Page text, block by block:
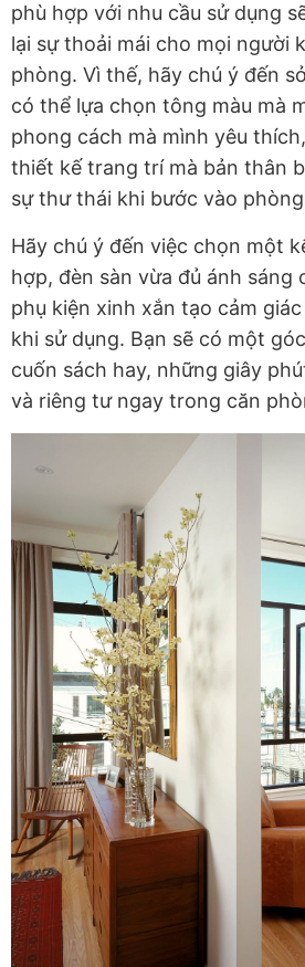
phù hợp với nhu cầu sử dụng
lại sự thoải mái cho mọi người
phòng. Vì thế, hãy chú ý đến
có thể lựa chọn tông màu mà
phong cách mà mình yêu
thiết kế trang trí mà bản thân
sự thư thái khi bước vào
Hãy chú ý đến việc chọn một
hợp, đèn sàn vừa đủ ánh sáng
phụ kiện xinh xắn tạo cảm
khi sử dụng. Bạn sẽ có một
cuốn sách hay, những giây
và riêng tư ngay trong căn